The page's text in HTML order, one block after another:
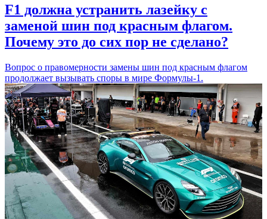
F1 должна устранить лазейку с
заменой шин под красным флагом.
Почему это до сих пор не сделано?
Вопрос о правомерности замены шин под красным флагом
продолжает вызывать споры в мире Формулы-1.